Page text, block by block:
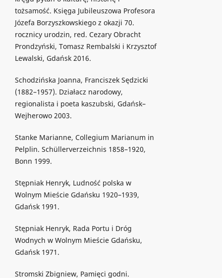
tożsamość. Księga Jubileuszowa Profesora
Józefa Borzyszkowskiego z okazji 70.
rocznicy urodzin, red. Cezary Obracht
Prondzyński, Tomasz Rembalski i Krzysztof
Lewalski, Gdańsk 2016.
Schodzińska Joanna, Franciszek Sędzicki
(1882–1957). Działacz narodowy,
regionalista i poeta kaszubski, Gdańsk–
Wejherowo 2003.
Stanke Marianne, Collegium Marianum in
Pelplin. Schüllerverzeichnis 1858–1920,
Bonn 1999.
Stępniak Henryk, Ludność polska w
Wolnym Mieście Gdańsku 1920–1939,
Gdańsk 1991.
Stępniak Henryk, Rada Portu i Dróg
Wodnych w Wolnym Mieście Gdańsku,
Gdańsk 1971.
Stromski Zbigniew, Pamięci godni.